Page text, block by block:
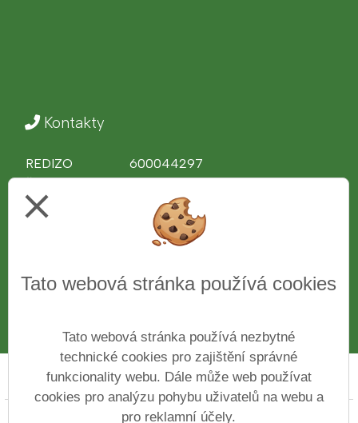
Kontakty
REDIZO
600044297
Telefon
312 510 081
43776761
www.zshajeslany.cz
E-mail
1zsslany.haje@zshajeslany.cz
Číslo účtu
27-7171100227/0100
Prohlášení o přístupnosti Mapa webu Cookies
Copyright © 2022 - 2023 Základní škola ve Slaném Na
close
Tato webová stránka používá cookies
Tato webová stránka používá nezbytné
technické cookies pro zajištění správné
funkcionality webu. Dále může web používat
cookies pro analýzu pohybu uživatelů na webu a
pro reklamní účely.